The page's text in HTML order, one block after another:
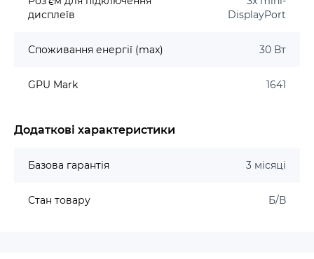
дисплеїв
DisplayPort
Споживання енергії (max) 30 Вт
GPU Mark 1641
Додаткові характеристики
Базова гарантія 3 місяці
Стан товару Б/В